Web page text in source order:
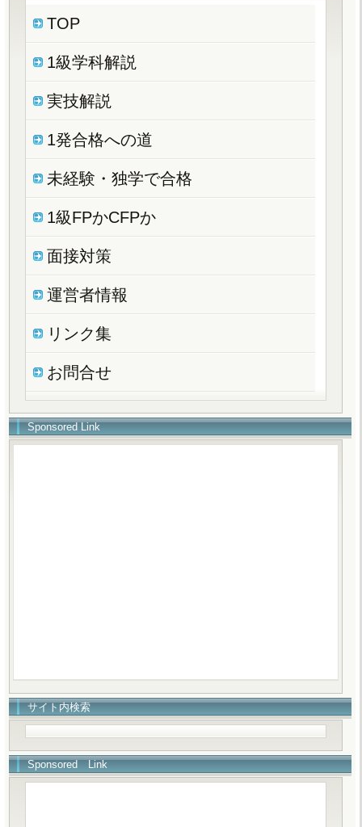
TOP
1級学科解説
実技解説
1発合格への道
未経験・独学で合格
1級FPかCFPか
面接対策
運営者情報
リンク集
お問合せ
Sponsored Link
サイト内検索
Sponsored Link